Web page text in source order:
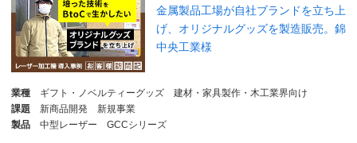
金属製品工場が自社ブランドを立ち上
げ、オリジナルグッズを製造販売。錦
中央工業様
業種 ギフト・ノベルティーグッズ
建材・家具製作・木工業界向け
課題
新商品開発
新規事業
製品
中型レーザー GCCシリーズ